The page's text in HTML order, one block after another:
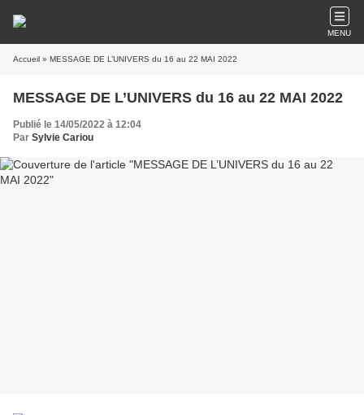
MENU
Accueil » MESSAGE DE L’UNIVERS du 16 au 22 MAI 2022
MESSAGE DE L’UNIVERS du 16 au 22 MAI 2022
Publié le 14/05/2022 à 12:04
Par Sylvie Cariou